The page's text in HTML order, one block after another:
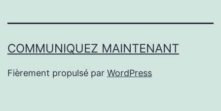
COMMUNIQUEZ MAINTENANT
Fièrement propulsé par WordPress